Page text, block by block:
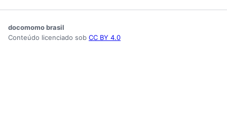
docomomo brasil
Conteúdo licenciado sob CC BY 4.0